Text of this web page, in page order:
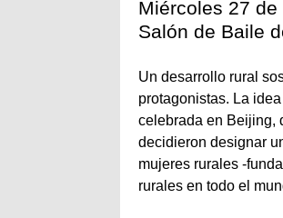
Miércoles 27
Salón de Baile
Un desarrollo rural
protagonistas. La
celebrada en Beijing,
decidieron designar
mujeres rurales -
rurales en todo el